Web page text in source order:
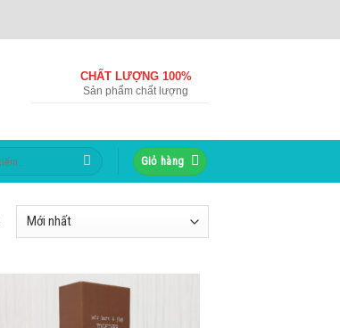
CHẤT LƯỢNG 100%
Sản phẩm chất lượng
Giỏ hàng